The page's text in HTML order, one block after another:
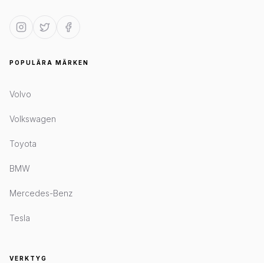
POPULÄRA MÄRKEN
Volvo
Volkswagen
Toyota
BMW
Mercedes-Benz
Tesla
VERKTYG